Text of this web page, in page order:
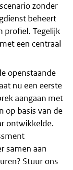
zonder
beheert
profiel. Tegelijk
een centraal
openstaande
nu een eerste
aangaan met
op basis van de
ontwikkelde.
samen aan
Stuur ons